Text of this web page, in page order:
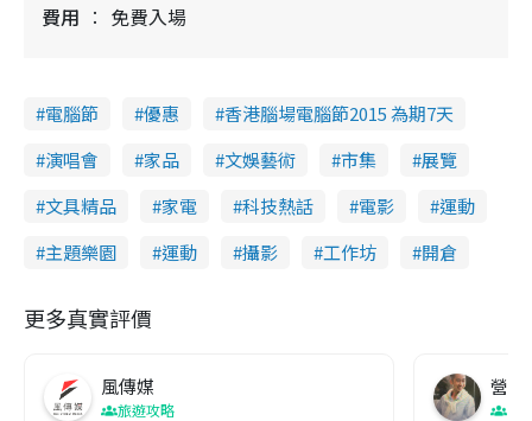
費用 免費入場
電腦節 優惠
香港腦場電腦節2015 為期7天
演唱會
家品 文娛藝術 市集
展覽
文具精品
家電 科技熱話 電影
運動
主題樂園
運動 攝影 工作坊 開倉
更多真實評價
風傳媒
旅遊攻略
營養